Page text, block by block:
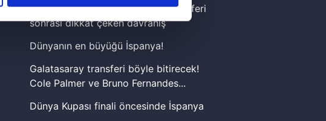
reklamlar gösterilmeyecektir."
ait çerezler kullanılmaktadır. Bu
toplumu hizmetlerinin sunulması
ve sizlere yönelik
kullanılacaktır.
ilişkin detaylı bilgi için Ayarlar
Lamine Yamal'dan Dünya Kupası zaferi
sonrası dikkat çeken davranış
Dünyanın en büyüğü İspanya!
Galatasaray transferi böyle bitirecek!
Cole Palmer ve Bruno Fernandes...
Dünya Kupası finali öncesinde İspanya